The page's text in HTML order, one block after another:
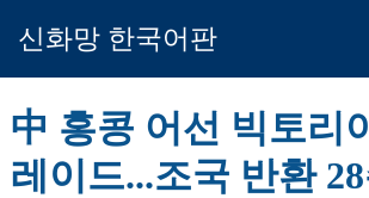
신화망 한국어판
中 홍콩 어선 빅토리
레이드...조국 반환